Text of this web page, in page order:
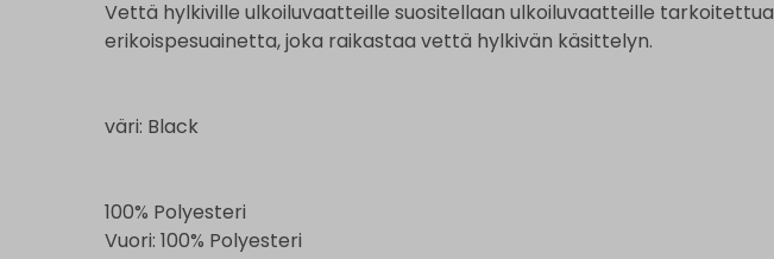
Vettä hylkiville ulkoiluvaatteille suositellaan ulkoiluvaatteille tarkoitettua
erikoispesuainetta, joka raikastaa vettä hylkivän käsittelyn.
väri: Black
100% Polyesteri
Vuori: 100% Polyesteri